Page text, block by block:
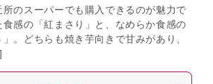
のスーパーでも購入できるのが魅力で
感の「紅まさり」と、なめらか食感の
」。どちらも焼き芋向きで甘みがあり、